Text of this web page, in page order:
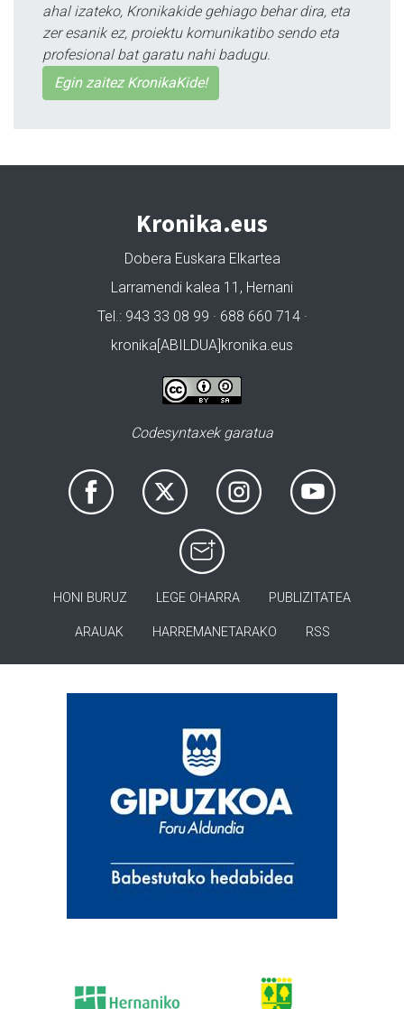
ahal izateko, Kronikakide gehiago behar dira, eta
zer esanik ez, proiektu komunikatibo sendo eta
profesional bat garatu nahi badugu.
Egin zaitez KronikaKide!
Kronika.eus
Dobera Euskara Elkartea
Larramendi kalea 11, Hernani
Tel.: 943 33 08 99 · 688 660 714 ·
kronika[ABILDUA]kronika.eus
Codesyntaxek garatua
HONI BURUZ LEGE OHARRA PUBLIZITATEA
ARAUAK HARREMANETARAKO RSS